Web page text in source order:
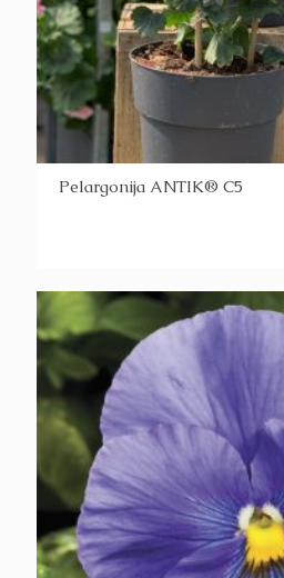
Pelargonija ANTIK® C5